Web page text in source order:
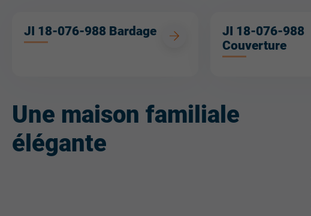
JI 18-076-988 Bardage
JI 18-076-988
Couverture
Une maison familiale
élégante